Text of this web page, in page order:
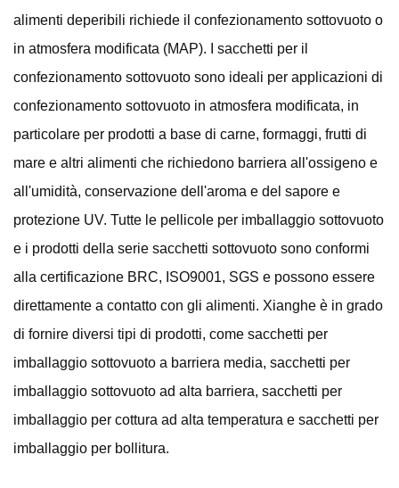
alimenti deperibili richiede il confezionamento sottovuoto o
in atmosfera modificata (MAP). I sacchetti per il
confezionamento sottovuoto sono ideali per applicazioni di
confezionamento sottovuoto in atmosfera modificata, in
particolare per prodotti a base di carne, formaggi, frutti di
mare e altri alimenti che richiedono barriera all'ossigeno e
all'umidità, conservazione dell'aroma e del sapore e
protezione UV. Tutte le pellicole per imballaggio sottovuoto
e i prodotti della serie sacchetti sottovuoto sono conformi
alla certificazione BRC, ISO9001, SGS e possono essere
direttamente a contatto con gli alimenti. Xianghe è in grado
di fornire diversi tipi di prodotti, come sacchetti per
imballaggio sottovuoto a barriera media, sacchetti per
imballaggio sottovuoto ad alta barriera, sacchetti per
imballaggio per cottura ad alta temperatura e sacchetti per
imballaggio per bollitura.